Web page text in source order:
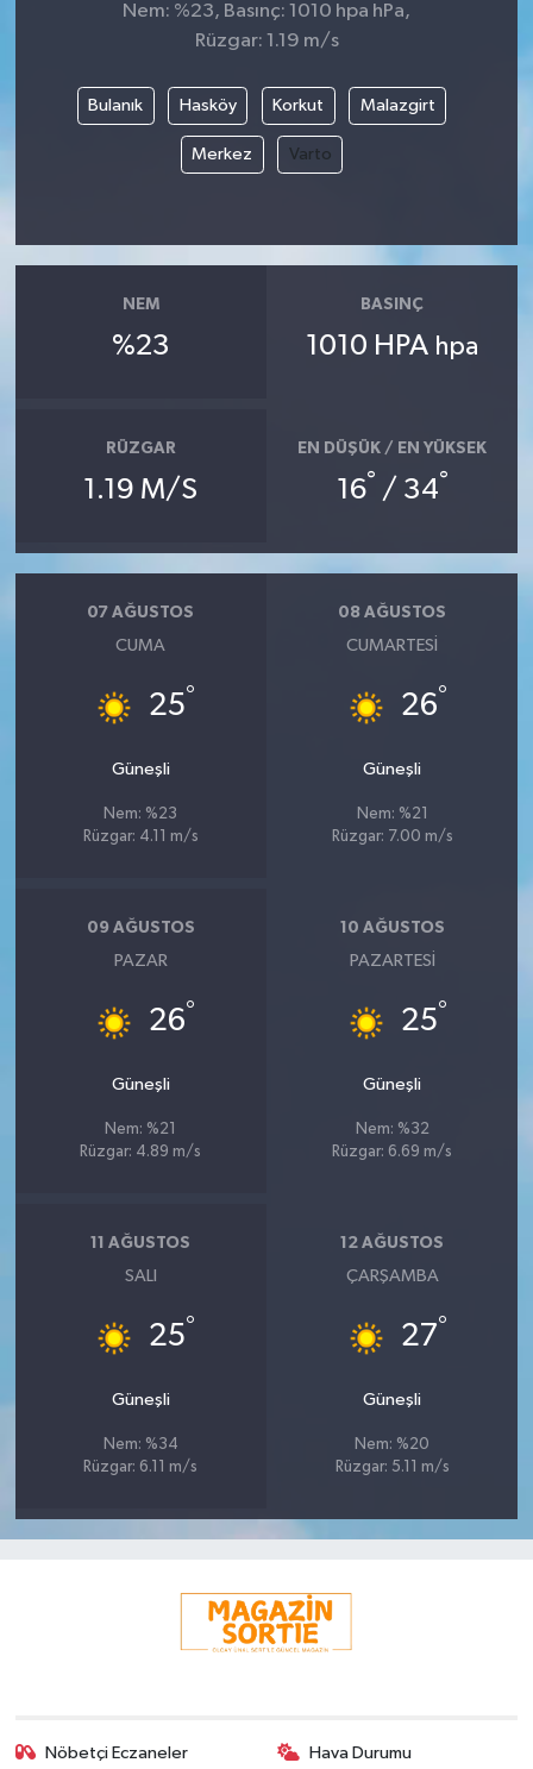
Nem: %23, Basınç: 1010 hpa hPa,
Rüzgar: 1.19 m/s
Bulanık Hasköy Korkut Malazgirt
Merkez Varto
NEM
%23
BASINÇ
1010 HPA hpa
RÜZGAR
1.19 M/S
EN DÜŞÜK / EN YÜKSEK
16° / 34°
07 AĞUSTOS
CUMA
25°
Güneşli
Nem: %23
Rüzgar: 4.11 m/s
08 AĞUSTOS
CUMARTESI
26°
Güneşli
Nem: %21
Rüzgar: 7.00 m/s
09 AĞUSTOS
PAZAR
26°
Güneşli
Nem: %21
Rüzgar: 4.89 m/s
10 AĞUSTOS
PAZARTESI
25°
Güneşli
Nem: %32
Rüzgar: 6.69 m/s
11 AĞUSTOS
SALI
25°
Güneşli
Nem: %34
Rüzgar: 6.11 m/s
12 AĞUSTOS
ÇARŞAMBA
27°
Güneşli
Nem: %20
Rüzgar: 5.11 m/s
Nöbetçi Eczaneler Hava Durumu